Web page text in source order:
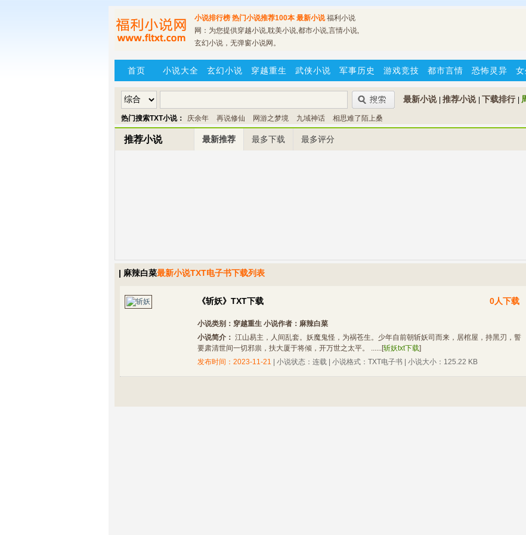
小说排行榜 热门小说推荐100本 最新小说福利小说
网：为您提供穿越小说,耽美小说,都市小说,言情小说,
玄幻小说，无弹窗小说网。
首页 小说大全 玄幻小说 穿越重生 武侠小说 军事历史 游戏竞技 都市言情 恐怖灵异
最新小说 推荐小说 下载排行
热门搜索TXT小说： 庆余年 再说修仙 网游之梦境 九域神话 相思难了陌上桑
推荐小说 最新推荐 最多下载 最多评分
| 麻辣白菜最新小说TXT电子书下载列表
《斩妖》TXT下载 0人下载
小说类别： 穿越重生 小说作者： 麻辣白菜
小说简介： 江山易主，人间乱套。妖魔鬼怪，为祸苍生。少年自前朝斩妖司而来，居棺屋，持黑刃，誓
要肃清世间一切邪祟，扶大厦于将倾，开万世之太平。 ...... [斩妖txt下载]
发布时间：2023-11-21 | 小说状态：连载 | 小说格式：TXT电子书 | 小说大小：125.22 KB